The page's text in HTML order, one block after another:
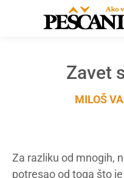
Zavet
MILOŠ
Za razliku od mnogih,
potresao od toga što